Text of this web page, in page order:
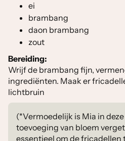
ei
brambang
daon brambang
zout
Bereiding:
Wrijf de brambang fijn,
ingrediënten. Maak er
lichtbruin
(*Vermoedelijk is Mia in
toevoeging van bloem
essentieel om de fricadellen